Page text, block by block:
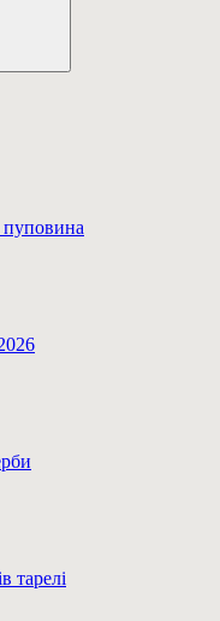
пуповина
тарелі